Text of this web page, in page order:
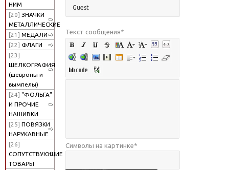
НИМ
[20] ЗНАЧКИ
МЕТАЛЛИЧЕСКИЕ
[21] МЕДАЛИ
[22] ФЛАГИ
[23]
ШЕЛКОГРАФИЯ
(шевроны и
вымпелы)
[24] "ФОЛЬГА"
И ПРОЧИЕ
НАШИВКИ
[25] ПОВЯЗКИ
НАРУКАВНЫЕ
[26]
СОПУТСТВУЮЩИЕ
ТОВАРЫ
Текст сообщения*
Символы на картинке*